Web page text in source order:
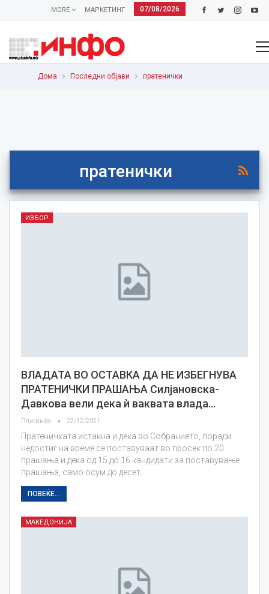
07/08/2026
МАРКЕТИНГ
MORE
Дома Последни објави пратенички
пратенички
ИЗБОР
ВЛАДАТА ВО ОСТАВКА ДА НЕ ИЗБЕГНУВА
ПРАТЕНИЧКИ ПРАШАЊА Силјановска-
Давкова вели дека ѝ ваквата влада…
Плусинфо 22/12/2021
Пратеничката истакна и дека во Собранието, поради
недостиг на време се поставуваат во просек по 20
прашања и дека од 15 до 16 кандидати за поставување
прашања, само осум до десет…
ПОВЕЌЕ...
МАКЕДОНИЈА